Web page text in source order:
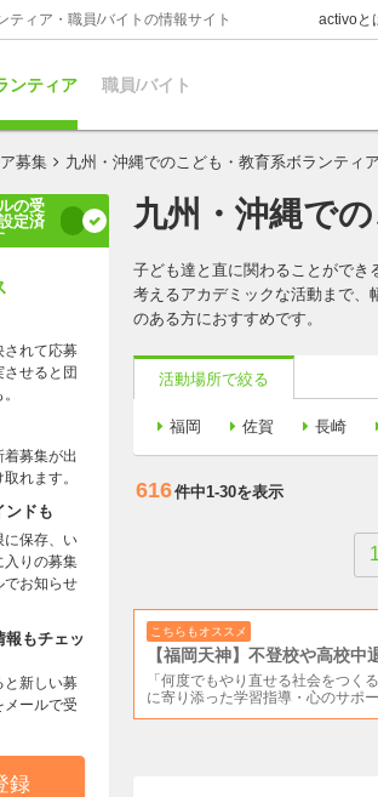
ティア・職員/バイトの情報サイト activoと
ンティア 職員/バイト
募集 九州・沖縄でのこども・教育系ボランティ
九州・沖縄で
子ども達と直に関わることができ
考えるアカデミックな活動まで、
のある方におすすめです。
活動場所で絞る
福岡 佐賀 長崎
616件中1-30を表示
1
こちらもオススメ
【福岡天神】不登校や高校
「何度でもやり直せる社会をつく
に寄り添った学習指導・心のサポ
の受
定済
されて応募
せると団
募集が出
れます。
ンドも
に保存、い
入りの募集
でお知らせ
報もチェッ
と新しい募
ールで受
録